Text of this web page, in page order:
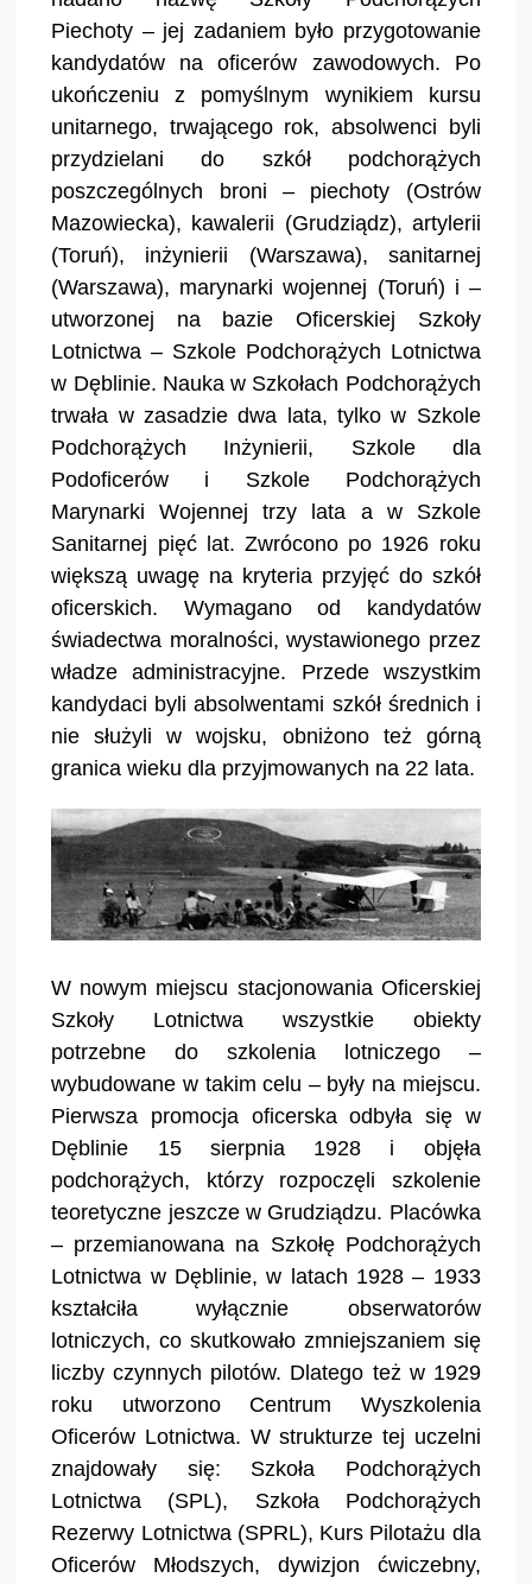
Piechoty – jej zadaniem było przygotowanie
kandydatów na oficerów zawodowych. Po
ukończeniu z pomyślnym wynikiem kursu
unitarnego, trwającego rok, absolwenci byli
przydzielani do szkół podchorążych
poszczególnych broni – piechoty (Ostrów
Mazowiecka), kawalerii (Grudziądz), artylerii
(Toruń), inżynierii (Warszawa), sanitarnej
(Warszawa), marynarki wojennej (Toruń) i –
utworzonej na bazie Oficerskiej Szkoły
Lotnictwa – Szkole Podchorążych Lotnictwa
w Dęblinie. Nauka w Szkołach Podchorążych
trwała w zasadzie dwa lata, tylko w Szkole
Podchorążych Inżynierii, Szkole dla
Podoficerów i Szkole Podchorążych
Marynarki Wojennej trzy lata a w Szkole
Sanitarnej pięć lat. Zwrócono po 1926 roku
większą uwagę na kryteria przyjęć do szkół
oficerskich. Wymagano od kandydatów
świadectwa moralności, wystawionego przez
władze administracyjne. Przede wszystkim
kandydaci byli absolwentami szkół średnich i
nie służyli w wojsku, obniżono też górną
granica wieku dla przyjmowanych na 22 lata.
W nowym miejscu stacjonowania Oficerskiej
Szkoły Lotnictwa wszystkie obiekty
potrzebne do szkolenia lotniczego –
wybudowane w takim celu – były na miejscu.
Pierwsza promocja oficerska odbyła się w
Dęblinie 15 sierpnia 1928 i objęła
podchorążych, którzy rozpoczęli szkolenie
teoretyczne jeszcze w Grudziądzu. Placówka
– przemianowana na Szkołę Podchorążych
Lotnictwa w Dęblinie, w latach 1928 – 1933
kształciła wyłącznie obserwatorów
lotniczych, co skutkowało zmniejszaniem się
liczby czynnych pilotów. Dlatego też w 1929
roku utworzono Centrum Wyszkolenia
Oficerów Lotnictwa. W strukturze tej uczelni
znajdowały się: Szkoła Podchorążych
Lotnictwa (SPL), Szkoła Podchorążych
Rezerwy Lotnictwa (SPRL), Kurs Pilotażu dla
Oficerów Młodszych, dywizjon ćwiczebny,